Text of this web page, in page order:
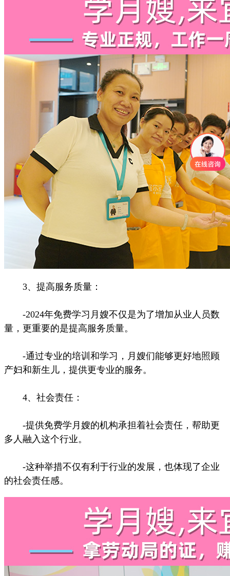
3、提高服务质量：
-2024年免费学习月嫂不仅是为了增加从业人员数
量，更重要的是提高服务质量。
-通过专业的培训和学习，月嫂们能够更好地照顾
产妇和新生儿，提供更专业的服务。
4、社会责任：
-提供免费学月嫂的机构承担着社会责任，帮助更
多人融入这个行业。
-这种举措不仅有利于行业的发展，也体现了企业
的社会责任感。